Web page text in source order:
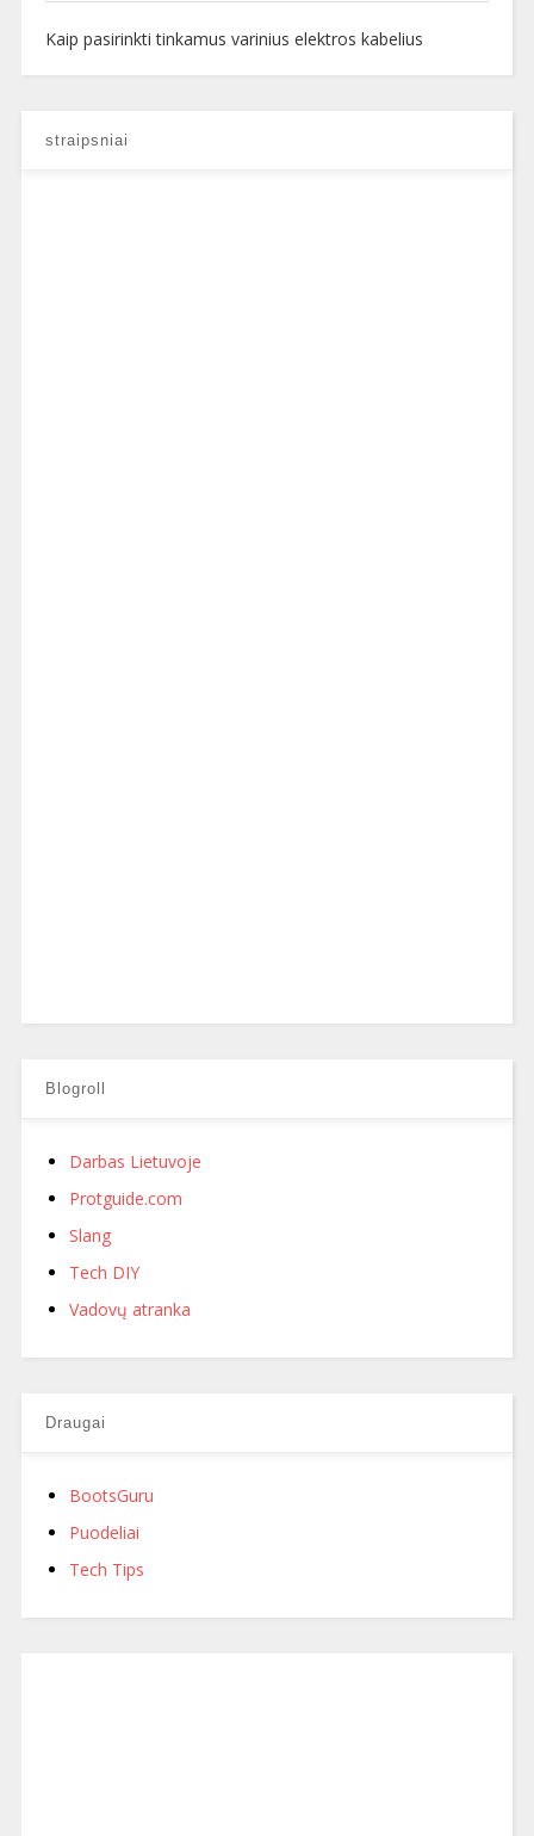
Kaip pasirinkti tinkamus varinius elektros kabelius
straipsniai
Blogroll
Darbas Lietuvoje
Protguide.com
Slang
Tech DIY
Vadovų atranka
Draugai
BootsGuru
Puodeliai
Tech Tips